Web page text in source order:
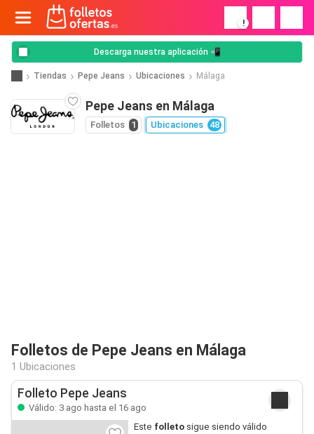
!
Descarga nuestra aplicación 📲
Tiendas Pepe Jeans Ubicaciones Málaga
Pepe Jeans en Málaga
Folletos 1 Ubicaciones 48
Folletos de Pepe Jeans en Málaga
1 Ubicaciones
Folleto Pepe Jeans
Válido: 3 ago hasta el 16 ago
Este folletosigue siendo válido